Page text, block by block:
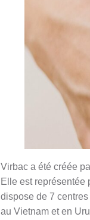
Virbac a été créée
Elle est représentée
dispose de 7
au Vietnam et en